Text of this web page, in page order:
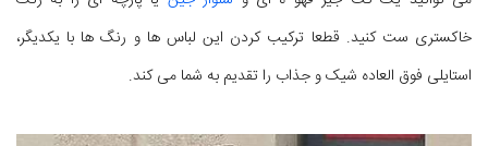
خاکستری ست کنید. قطعا ترکیب کردن این لباس ها و رنگ ها با یکدیگر،
استایلی فوق العاده شیک و جذاب را تقدیم به شما می کند.